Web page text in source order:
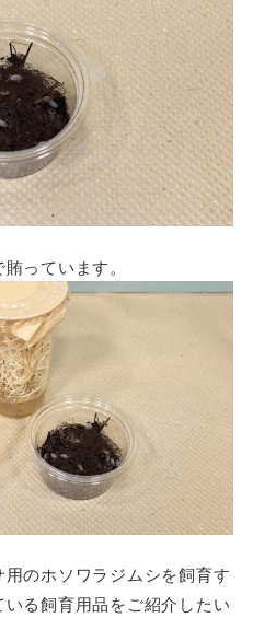
っています。
のホソワラジムシを飼育す
る飼育用品をご紹介したい